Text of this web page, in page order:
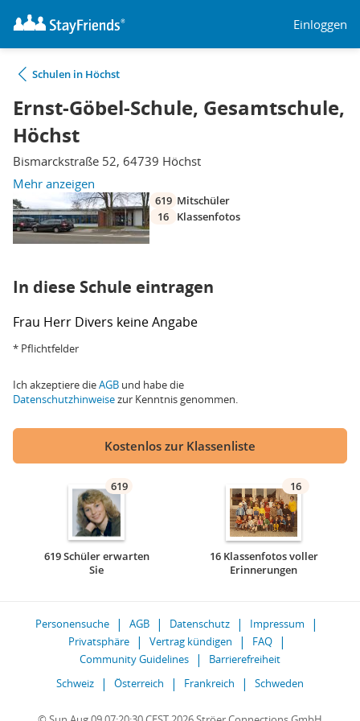
Einloggen
Schulen in Höchst
Ernst-Göbel-Schule, Gesamtschule,
Höchst
Bismarckstraße 52, 64739 Höchst
Mehr anzeigen
619 Mitschüler
16
Klassenfotos
In diese Schule eintragen
Frau Herr Divers keine Angabe
* Pflichtfelder
Ich akzeptiere dieAGB und habe die
Datenschutzhinweisezur Kenntnis genommen.
Kostenlos zur Klassenliste
619
619 Schüler erwarten
Sie
16
16 Klassenfotos voller
Erinnerungen
Personensuche AGB Datenschutz
Impressum
Privatsphäre
Vertrag kündigen
FAQ
Community Guidelines
Barrierefreiheit
Schweiz
Österreich Frankreich Schweden